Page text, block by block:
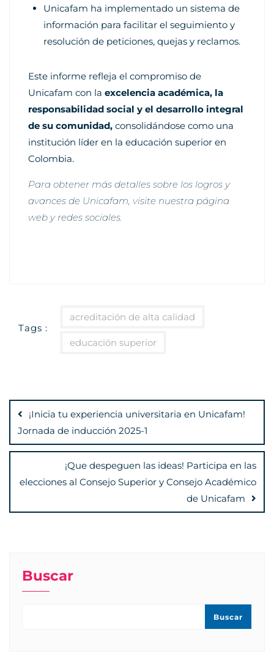
Unicafam ha implementado un sistema de
información para facilitar el seguimiento y
resolución de peticiones, quejas y reclamos.
Este informe refleja el compromiso de
Unicafam con la excelencia académica, la
responsabilidad social y el desarrollo integral
de su comunidad, consolidándose como una
institución líder en la educación superior en
Colombia.
Para obtener más detalles sobre los logros y
avances de Unicafam, visite nuestra página
web y redes sociales.
Tags :
acreditación de alta calidad
educación superior
de
entradas
¡Inicia tu experiencia universitaria en Unicafam!
Jornada de inducción 2025-1
¡Que despeguen las ideas! Participa en las
elecciones al Consejo Superior y Consejo Académico
de Unicafam
Buscar
Buscar